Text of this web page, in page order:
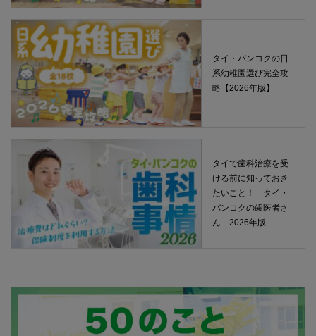
タイ・バンコクの日
系幼稚園選び完全攻
略【2026年版】
タイで歯科治療を受
ける前に知っておき
たいこと！ タイ・
バンコクの歯医者さ
ん 2026年版